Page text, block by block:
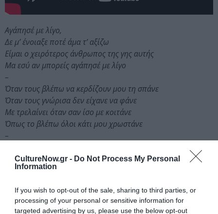
CultureNow.gr - Do Not Process My Personal
Information
If you wish to opt-out of the sale, sharing to third parties, or
processing of your personal or sensitive information for
targeted advertising by us, please use the below opt-out
Αγάπησέ με λίγο,
Δε μ’ ένοιαξε ποτέ άμα τ’ αξίζω
Είμαι ο χειρότερος άνθρωπος της γης αυτής
Μα εσύ αν μπορείς αγάπησέ με λίγο
–
Όταν τους βλέπω να κερδίζουν μου τη σπάνε
Όταν τους γνώρισα δεν είχανε να φάνε
Με τρελαίνει όταν σαν ίσο με κοιτάνε
Όπως το βλέπω όλοι κάτι μου χρωστάνε
–
Ζουν οι κυνηγημένοι
«Σπασμένη Φλέβα»τωνΛΕΞ&Kepler is Free
(κυκλοφορεί σύντομα).